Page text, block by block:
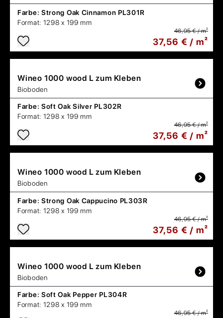
Farbe: Strong Oak Cinnamon PL301R
Format: 1298 x 199 mm
46,95 € / m²
37,56 € / m²
Wineo 1000 wood L zum Kleben
Bioboden
Farbe: Soft Oak Silver PL302R
Format: 1298 x 199 mm
46,95 € / m²
37,56 € / m²
Wineo 1000 wood L zum Kleben
Bioboden
Farbe: Strong Oak Cappucino PL303R
Format: 1298 x 199 mm
46,95 € / m²
37,56 € / m²
Wineo 1000 wood L zum Kleben
Bioboden
Farbe: Soft Oak Pepper PL304R
Format: 1298 x 199 mm
46,95 € / m²